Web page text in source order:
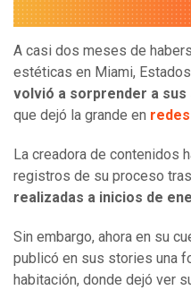
A casi dos meses de
estéticas en Miami,
volvió a sorprender a
que dejó la grande en
La creadora de contenidos
registros de su proceso
realizadas a inicios de
Sin embargo, ahora en su
publicó en sus stories una
habitación, donde dejó ver